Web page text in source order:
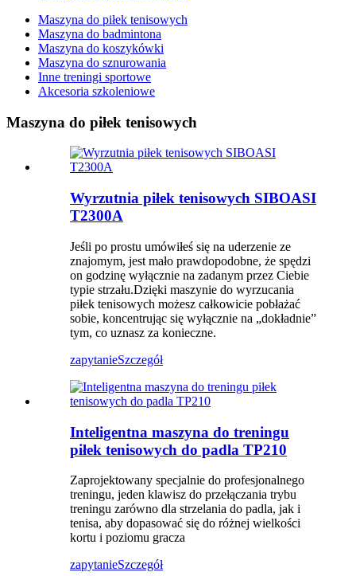
Maszyna do piłek tenisowych
Maszyna do badmintona
Maszyna do koszykówki
Maszyna do sznurowania
Inne treningi sportowe
Akcesoria szkoleniowe
Maszyna do piłek tenisowych
Wyrzutnia piłek tenisowych SIBOASI
T2300A
Jeśli po prostu umówiłeś się na uderzenie ze
znajomym, jest mało prawdopodobne, że spędzi
on godzinę wyłącznie na zadanym przez Ciebie
typie strzału.Dzięki maszynie do wyrzucania
piłek tenisowych możesz całkowicie pobłażać
sobie, koncentrując się wyłącznie na „dokładnie”
tym, co uznasz za konieczne.
zapytanieSzczegół
Inteligentna maszyna do treningu
piłek tenisowych do padla TP210
Zaprojektowany specjalnie do profesjonalnego
treningu, jeden klawisz do przełączania trybu
treningu zarówno dla strzelania do padla, jak i
tenisa, aby dopasować się do różnej wielkości
kortu i poziomu gracza
zapytanieSzczegół